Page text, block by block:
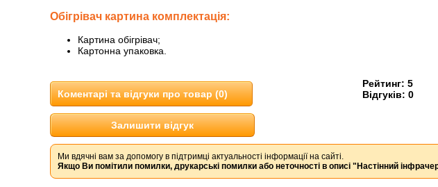
Обігрівач картина комплектація:
Картина обігрівач;
Картонна упаковка.
Коментарі та відгуки про товар (0)
Рейтинг: 5
Відгуків: 0
Залишити відгук
Ми вдячні вам за допомогу в підтримці актуальності інформації на сайті.
Якщо Ви помітили помилки, друкарські помилки або неточності в описі "Настінний